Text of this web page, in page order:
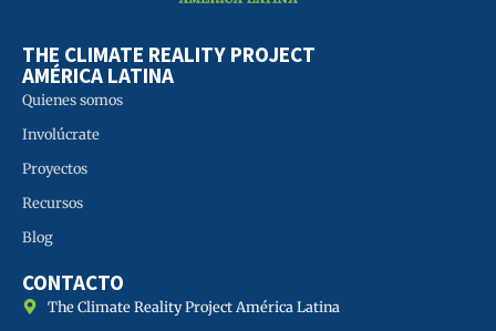
THE CLIMATE REALITY PROJECT
AMÉRICA LATINA
Quienes somos
Involúcrate
Proyectos
Recursos
Blog
CONTACTO
The Climate Reality Project América Latina